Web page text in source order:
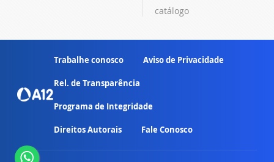
catálogo
Trabalhe conosco Aviso de Privacidade
Rel. de Transparência
Programa de Integridade
Direitos Autorais Fale Conosco